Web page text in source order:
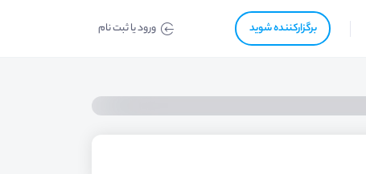
برگزار‌‌کننده شوید ورود یا ثبت نام